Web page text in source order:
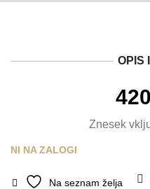
OPIS
Znesek
NI NA ZALOGI
Na seznam želja